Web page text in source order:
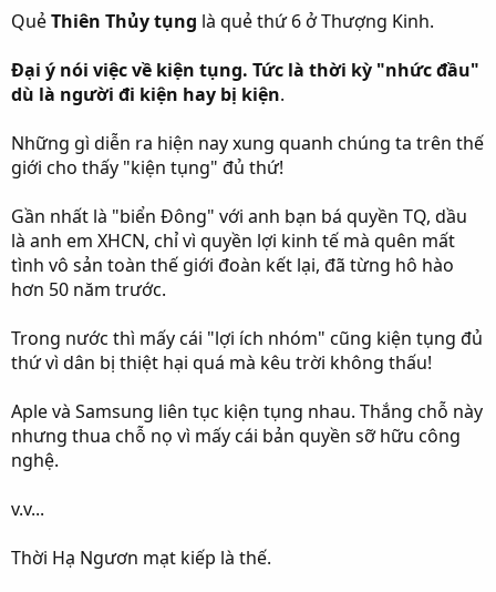
QuẻThiên Thủy tụng là quẻ thứ 6 ở Thượng Kinh.
Đại ý nói việc về kiện tụng. Tức là thời kỳ "nhức đầu"
dù là người đi kiện hay bị kiện.
Những gì diễn ra hiện nay xung quanh chúng ta trên thế
giới cho thấy "kiện tụng" đủ thứ!
Gần nhất là "biển Đông" với anh bạn bá quyền TQ, dầu
là anh em XHCN, chỉ vì quyền lợi kinh tế mà quên mất
tình vô sản toàn thế giới đoàn kết lại, đã từng hô hào
hơn 50 năm trước.
Trong nước thì mấy cái "lợi ích nhóm" cũng kiện tụng đủ
thứ vì dân bị thiệt hại quá mà kêu trời không thấu!
Aple và Samsung liên tục kiện tụng nhau. Thắng chỗ này
nhưng thua chỗ nọ vì mấy cái bản quyền sỡ hữu công
nghệ.
v.v...
Thời Hạ Ngươn mạt kiếp là thế.